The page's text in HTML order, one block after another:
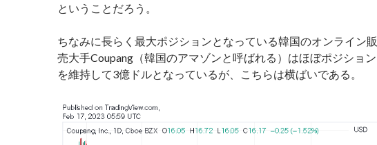
ということだろう。
ちなみに長らく最大ポジションとなっている韓国のオンライン販
売大手Coupang（韓国のアマゾンと呼ばれる）はほぼポジション
を維持して3億ドルとなっているが、こちらは横ばいである。